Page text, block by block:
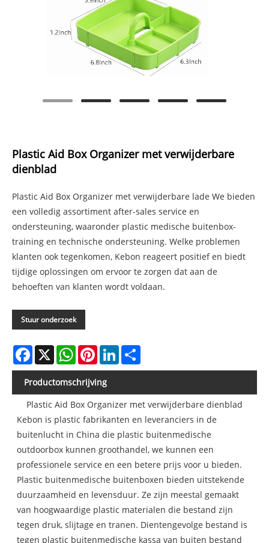
Plastic Aid Box Organizer met verwijderbare
dienblad
Plastic Aid Box Organizer met verwijderbare lade We bieden
een volledig assortiment after-sales service en
ondersteuning, waaronder plastic medische buitenbox-
training en technische ondersteuning. Welke problemen
klanten ook tegenkomen, Kebon reageert positief en biedt
tijdige oplossingen om ervoor te zorgen dat aan de
behoeften van klanten wordt voldaan.
Stuur onderzoek
Facebook
X WhatsAppPinterestLinkedIn
Productomschrijving
Plastic Aid Box Organizer met verwijderbare dienblad
Kebon is plastic fabrikanten en leveranciers in de
buitenlucht in China die plastic buitenmedische
outdoorbox kunnen groothandel, we kunnen een
professionele service en een betere prijs voor u bieden.
Plastic buitenmedische buitenboxen bieden uitstekende
duurzaamheid en levensduur. Ze zijn meestal gemaakt
van hoogwaardige plastic materialen die bestand zijn
tegen druk, slijtage en tranen. Dientengevolge bestand is
tegen plastic buitenmedische kassa van buiten bestand